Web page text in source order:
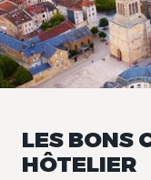
LES BONS
HÔTELIER